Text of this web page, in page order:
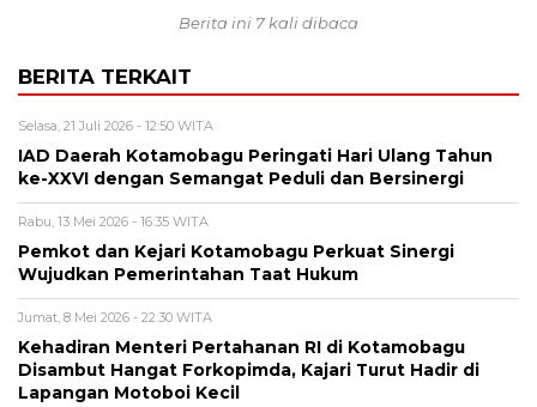
Berita ini 7 kali dibaca
BERITA TERKAIT
Selasa, 21 Juli 2026 - 12:50 WITA
IAD Daerah Kotamobagu Peringati Hari Ulang Tahun
ke-XXVI dengan Semangat Peduli dan Bersinergi
Rabu, 13 Mei 2026 - 16:35 WITA
Pemkot dan Kejari Kotamobagu Perkuat Sinergi
Wujudkan Pemerintahan Taat Hukum
Jumat, 8 Mei 2026 - 22:30 WITA
Kehadiran Menteri Pertahanan RI di Kotamobagu
Disambut Hangat Forkopimda, Kajari Turut Hadir di
Lapangan Motoboi Kecil